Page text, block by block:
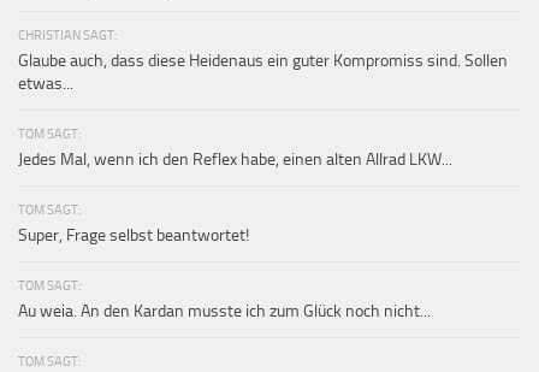
CHRISTIAN SAGT:
Glaube auch, dass diese Heidenaus ein guter Kompromiss sind. Sollen
etwas...
TOM SAGT:
Jedes Mal, wenn ich den Reflex habe, einen alten Allrad LKW...
TOM SAGT:
Super, Frage selbst beantwortet!
TOM SAGT:
Au weia. An den Kardan musste ich zum Glück noch nicht...
TOM SAGT: